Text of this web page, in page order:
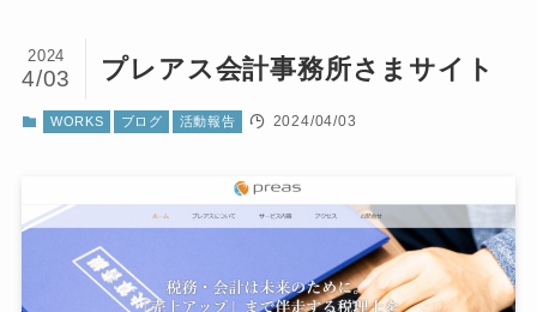
プレアス会計事務所さまサイト
2024
4/03
WORKS ブログ 活動報告 2024/04/03